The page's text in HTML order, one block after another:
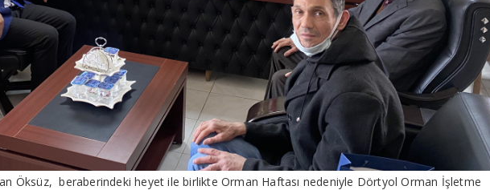
Öksüz, beraberindeki heyet ile birlikte Orman Haftası nedeniyle Dörtyol Orman İşletme